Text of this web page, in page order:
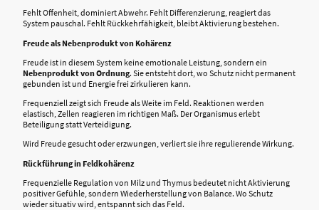
Fehlt Offenheit, dominiert Abwehr. Fehlt Differenzierung, reagiert das
System pauschal. Fehlt Rückkehrfähigkeit, bleibt Aktivierung bestehen.
Freude als Nebenprodukt von Kohärenz
Freude ist in diesem System keine emotionale Leistung, sondern ein
Nebenprodukt von Ordnung. Sie entsteht dort, wo Schutz nicht permanent
gebunden ist und Energie frei zirkulieren kann.
Frequenziell zeigt sich Freude als Weite im Feld. Reaktionen werden
elastisch, Zellen reagieren im richtigen Maß. Der Organismus erlebt
Beteiligung statt Verteidigung.
Wird Freude gesucht oder erzwungen, verliert sie ihre regulierende Wirkung.
Rückführung in Feldkohärenz
Frequenzielle Regulation von Milz und Thymus bedeutet nicht Aktivierung
positiver Gefühle, sondern Wiederherstellung von Balance. Wo Schutz
wieder situativ wird, entspannt sich das Feld.